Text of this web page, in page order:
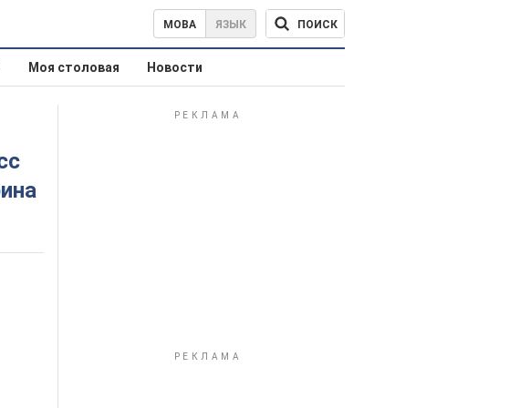
МОВА ЯЗЫК ПОИСК
Моя столовая Новости